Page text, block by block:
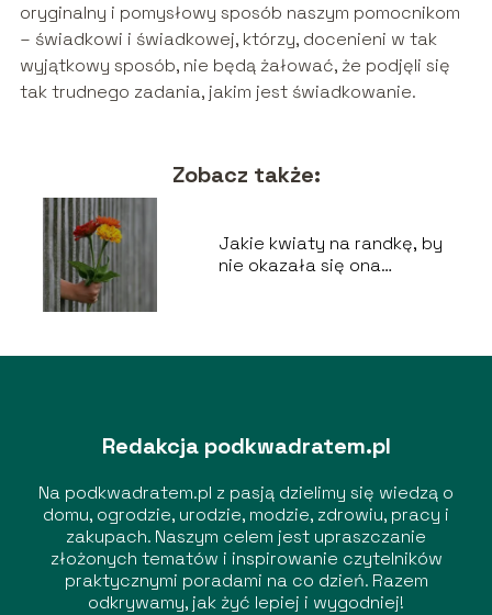
oryginalny i pomysłowy sposób naszym pomocnikom
– świadkowi i świadkowej, którzy, docenieni w tak
wyjątkowy sposób, nie będą żałować, że podjęli się
tak trudnego zadania, jakim jest świadkowanie.
Zobacz także:
Jakie kwiaty na randkę, by
nie okazała się ona
Redakcja podkwadratem.pl
Na podkwadratem.pl z pasją dzielimy się wiedzą o
domu, ogrodzie, urodzie, modzie, zdrowiu, pracy i
zakupach. Naszym celem jest upraszczanie
złożonych tematów i inspirowanie czytelników
praktycznymi poradami na co dzień. Razem
odkrywamy, jak żyć lepiej i wygodniej!